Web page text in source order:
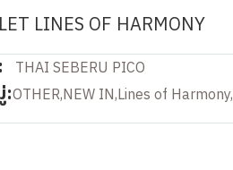
LINES OF HARMONY
THAI SEBERU PICO
:OTHER,NEW IN,Lines of Harmony,